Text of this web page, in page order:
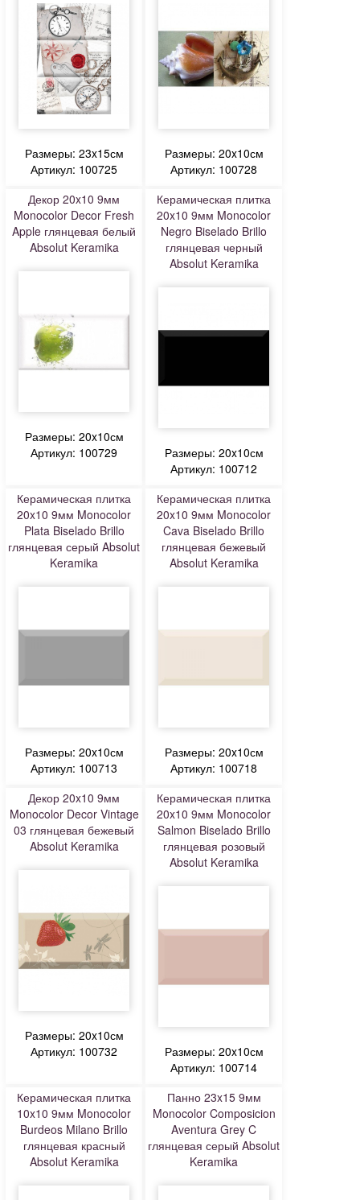
Размеры: 23x15см
Артикул: 100725
Размеры: 20x10см
Артикул: 100728
Декор 20x10 9мм
Monocolor Decor Fresh
Apple глянцевая белый
Absolut Keramika
Размеры: 20x10см
Артикул: 100729
Керамическая плитка
20x10 9мм Monocolor
Negro Biselado Brillo
глянцевая черный
Absolut Keramika
Размеры: 20x10см
Артикул: 100712
Керамическая плитка
20x10 9мм Monocolor
Plata Biselado Brillo
глянцевая серый Absolut
Keramika
Размеры: 20x10см
Артикул: 100713
Керамическая плитка
20x10 9мм Monocolor
Cava Biselado Brillo
глянцевая бежевый
Absolut Keramika
Размеры: 20x10см
Артикул: 100718
Декор 20x10 9мм
Monocolor Decor Vintage
03 глянцевая бежевый
Absolut Keramika
Размеры: 20x10см
Артикул: 100732
Керамическая плитка
20x10 9мм Monocolor
Salmon Biselado Brillo
глянцевая розовый
Absolut Keramika
Размеры: 20x10см
Артикул: 100714
Керамическая плитка
10x10 9мм Monocolor
Burdeos Milano Brillo
глянцевая красный
Absolut Keramika
Панно 23x15 9мм
Monocolor Composicion
Aventura Grey C
глянцевая серый Absolut
Keramika